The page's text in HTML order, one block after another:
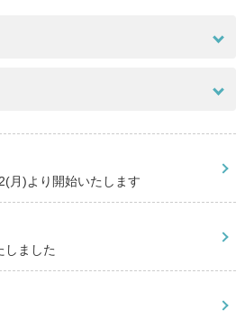
)より開始いたします
しました